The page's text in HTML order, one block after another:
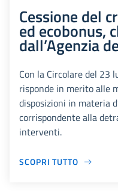
Cessione del
ed ecobonus,
dall’Agenzia
Con la Circolare del 23
risponde in merito alle
disposizioni in materia
corrispondente alla
interventi.
SCOPRI TUTTO